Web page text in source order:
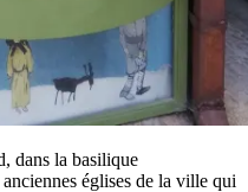
dans la basilique
églises de la ville qui